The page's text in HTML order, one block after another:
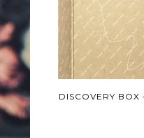
DISCOVERY BOX